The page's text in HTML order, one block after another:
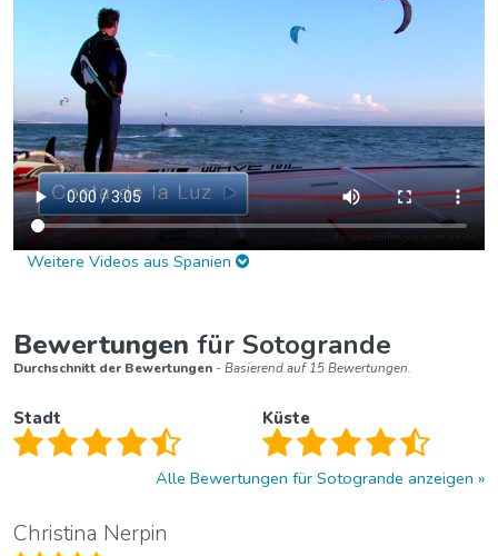
Weitere Videos aus Spanien
Bewertungen für Sotogrande
Durchschnitt der Bewertungen - Basierend auf 15 Bewertungen.
Stadt Küste
Alle Bewertungen für Sotogrande anzeigen
Christina Nerpin